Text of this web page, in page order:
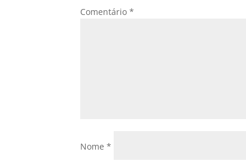
Comentário*
Nome*